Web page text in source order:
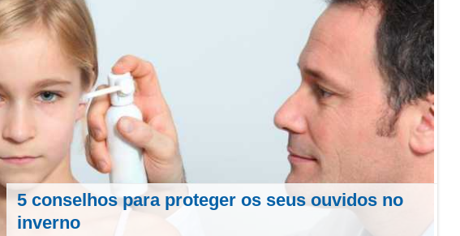
5 conselhos para proteger os seus ouvidos no
inverno